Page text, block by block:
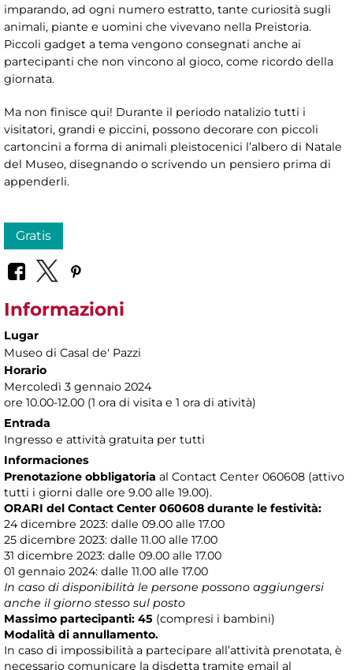
imparando, ad ogni numero estratto, tante curiosità sugli
animali, piante e uomini che vivevano nella Preistoria.
Piccoli gadget a tema vengono consegnati anche ai
partecipanti che non vincono al gioco, come ricordo della
giornata.
Ma non finisce qui! Durante il periodo natalizio tutti i
visitatori, grandi e piccini, possono decorare con piccoli
cartoncini a forma di animali pleistocenici l’albero di Natale
del Museo, disegnando o scrivendo un pensiero prima di
appenderli.
Gratis
Informazioni
Lugar
Museo di Casal de' Pazzi
Horario
Mercoledì 3 gennaio 2024
ore 10.00-12.00 (1 ora di visita e 1 ora di atività)
Entrada
Ingresso e attività gratuita per tutti
Informaciones
Prenotazione obbligatoria al Contact Center 060608 (attivo
tutti i giorni dalle ore 9.00 alle 19.00).
ORARI del Contact Center 060608 durante le festività:
24 dicembre 2023: dalle 09.00 alle 17.00
25 dicembre 2023: dalle 11.00 alle 17.00
31 dicembre 2023: dalle 09.00 alle 17.00
01 gennaio 2024: dalle 11.00 alle 17.00
In caso di disponibilità le persone possono aggiungersi
anche il giorno stesso sul posto
Massimo partecipanti: 45 (compresi i bambini)
Modalità di annullamento.
In caso di impossibilità a partecipare all’attività prenotata, è
necessario comunicare la disdetta tramite email al